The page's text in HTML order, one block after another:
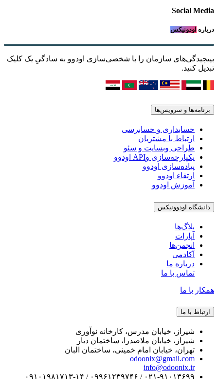
Social Media
درباره اودونیکس
بپیچیدگی‌های سازمان را با شخصی‌سازی اودوو به سادگیِ یک کلیک
تبدیل کنید.
برنامه‌ها و سرویس‌ها
حسابداری و حسابرسی
ارتباط با مشتریان
طراحی وبسایت و سئو
یکپارچه‌سازی وAPI اودوو
پیاده‌سازی اودوو
ارتقاء اودوو
آموزش اودوو
دانشگاه اودوونیکس
بلاگ‌ها
آپارات
انجمن‌ها
آکادمی
درباره ما
تماس با ما
همکار با ما
ارتباط با ما
شیراز، خیابان مدرس، کارخانه نوآوری
شیراز، خیابان ملاصدرا، ساختمان دیار
تهران، خیابان امام خمینی، ساختمان البان
odoonix@gmail.com
info@odoonix.ir
۰۲۱-۹۱۰۱۳۶۹۹ / ۰۹۹۶۱۲۳۹۷۴۶ / ۰۹۱۰۱۹۸۱۷۱۳-۱۴